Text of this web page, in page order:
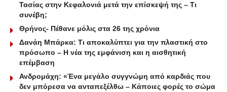
Τασίας στην Κεφαλονιά μετά την επίσκεψή της – Τι
συνέβη;
Θρήνος- Πέθανε μόλις στα 26 της χρόνια
Δανάη Μπάρκα: Τι αποκαλύπτει για την πλαστική στο
πρόσωπο – Η νέα της εμφάνιση και η αισθητική
επέμβαση
Ανδρομάχη: «Ένα μεγάλο συγγνώμη από καρδιάς που
δεν μπόρεσα να ανταπεξέλθω – Κάποιες φορές το σώμα